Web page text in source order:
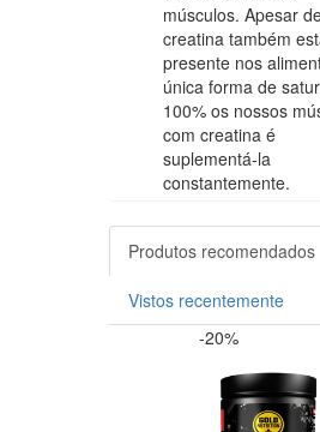
músculos. Apesar
creatina também
presente nos
única forma de
100% os nossos
com creatina é
suplementá-la
constantemente.
Produtos recomendados
Vistos recentemente
-20%